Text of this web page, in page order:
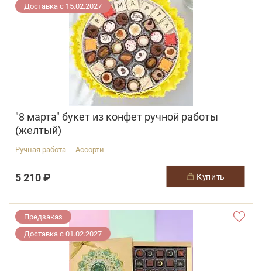
Доставка с 15.02.2027
"8 марта" букет из конфет ручной работы
(желтый)
Ручная работа - Ассорти
5 210 ₽ купить
Предзаказ
Доставка с 01.02.2027